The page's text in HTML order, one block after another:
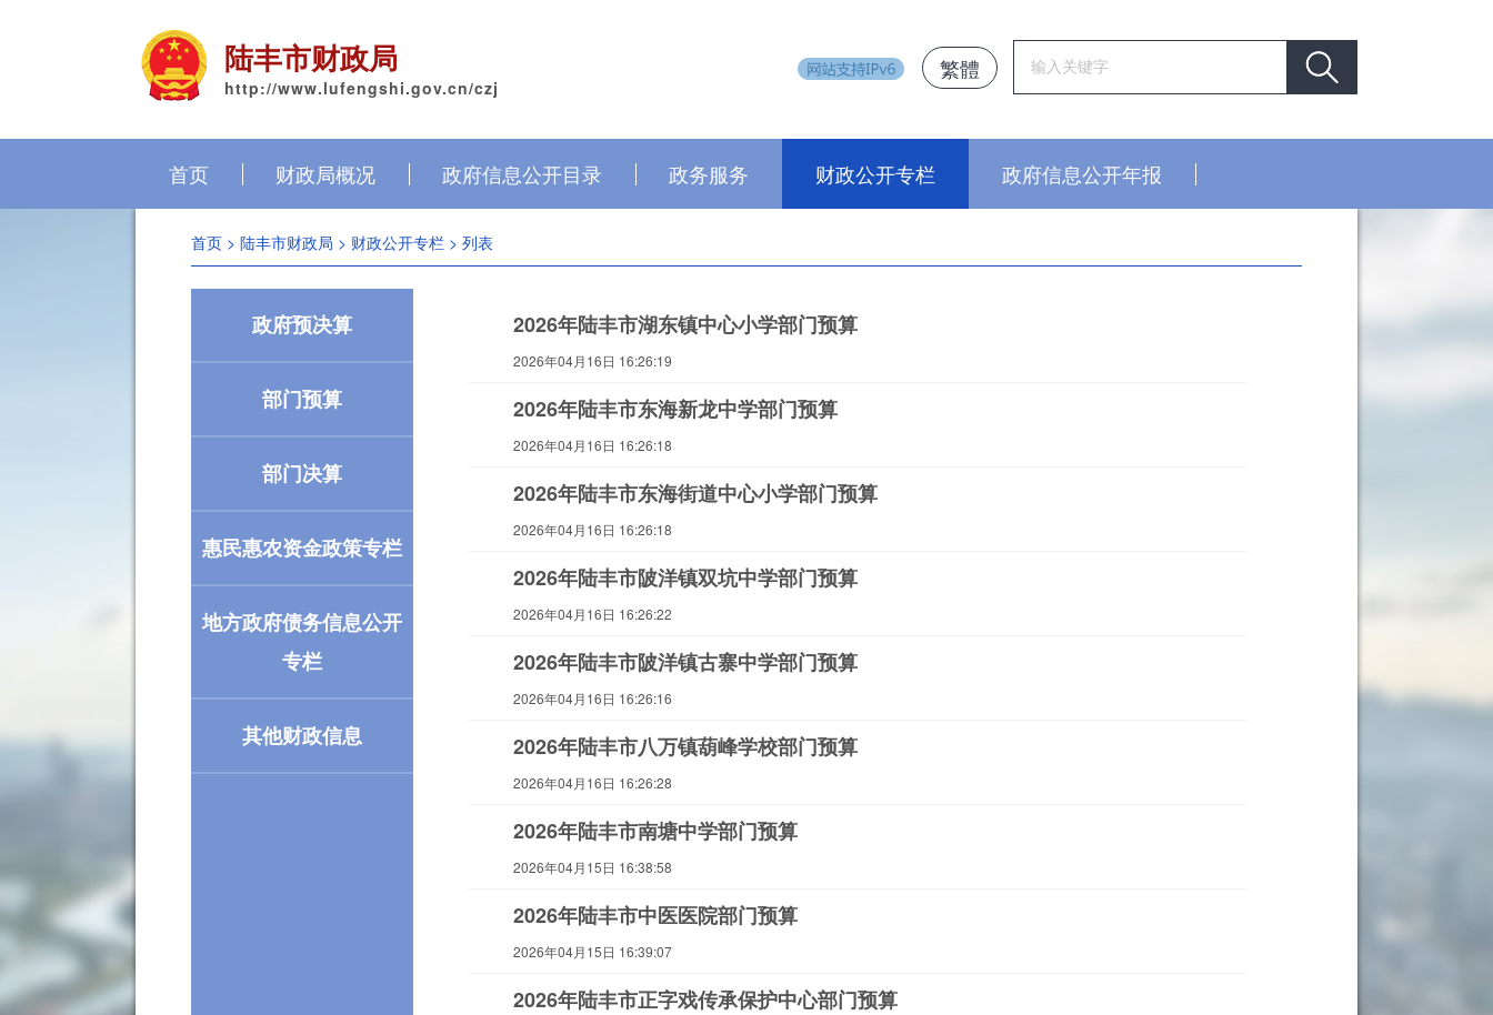
陆丰市财政局
http://www.lufengshi.gov.cn/czj
繁體
首页 财政局概况 政府信息公开目录 政务服务 财政公开专栏 政府信息公开年报
首页 > 陆丰市财政局 > 财政公开专栏 > 列表
政府预决算
部门预算
部门决算
惠民惠农资金政策专栏
地方政府债务信息公开
专栏
其他财政信息
2026年陆丰市湖东镇中心小学部门预算
2026年04月16日 16:26:19
2026年陆丰市东海新龙中学部门预算
2026年04月16日 16:26:18
2026年陆丰市东海街道中心小学部门预算
2026年04月16日 16:26:18
2026年陆丰市陂洋镇双坑中学部门预算
2026年04月16日 16:26:22
2026年陆丰市陂洋镇古寨中学部门预算
2026年04月16日 16:26:16
2026年陆丰市八万镇葫峰学校部门预算
2026年04月16日 16:26:28
2026年陆丰市南塘中学部门预算
2026年04月15日 16:38:58
2026年陆丰市中医医院部门预算
2026年04月15日 16:39:07
2026年陆丰市正字戏传承保护中心部门预算